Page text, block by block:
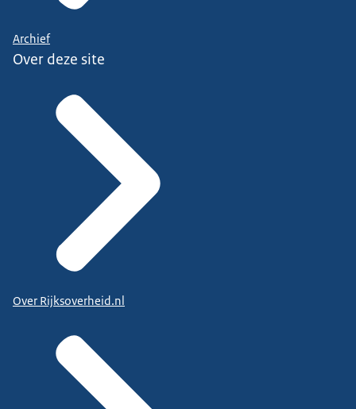
Archief
Over deze site
Over Rijksoverheid.nl